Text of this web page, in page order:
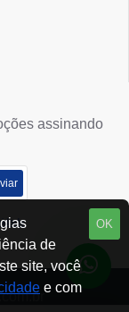
assinando
OK
de
site, você
e com